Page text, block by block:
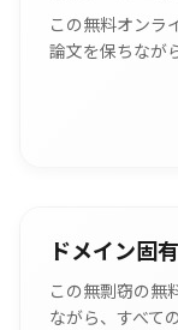
この無料オンラ
論文を保ちなが
ドメイン固
この無剽窃の無
ながら、すべて